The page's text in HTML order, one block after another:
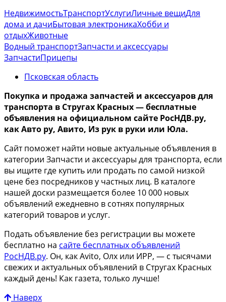
НедвижимостьТранспортУслугиЛичные вещиДля
дома и дачиБытовая электроникаХобби и
отдыхЖивотные
Водный транспортЗапчасти и аксессуары
ЗапчастиПрицепы
Псковская область
Покупка и продажа запчастей и аксессуаров для
транспорта в Стругах Красных — бесплатные
объявления на официальном сайте РосНДВ.ру,
как Авто ру, Авито, Из рук в руки или Юла.
Сайт поможет найти новые актуальные объявления в
категории Запчасти и аксессуары для транспорта, если
вы ищите где купить или продать по самой низкой
цене без посредников у частных лиц. В каталоге
нашей доски размещается более 10 000 новых
объявлений ежедневно в сотнях популярных
категорий товаров и услуг.
Подать объявление без регистрации вы можете
бесплатно на сайте бесплатных объявлений
РосНДВ.ру. Он, как Avito, Олх или ИРР, — с тысячами
свежих и актуальных объявлений в Стругах Красных
каждый день! Как газета, только лучше!
Наверх